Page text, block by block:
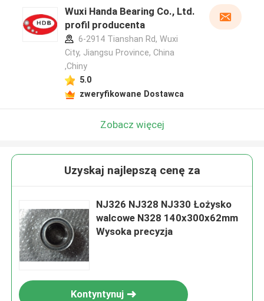
Wuxi Handa Bearing Co., Ltd.
profil producenta
6-2914 Tianshan Rd, Wuxi
City, Jiangsu Province, China
,Chiny
5.0
zweryfikowane Dostawca
Zobacz więcej
Uzyskaj najlepszą cenę za
NJ326 NJ328 NJ330 Łożysko
walcowe N328 140x300x62mm
Wysoka precyzja
Kontyntynuj